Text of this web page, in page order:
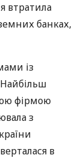
втратила
банках,
із
фірмою
з
в